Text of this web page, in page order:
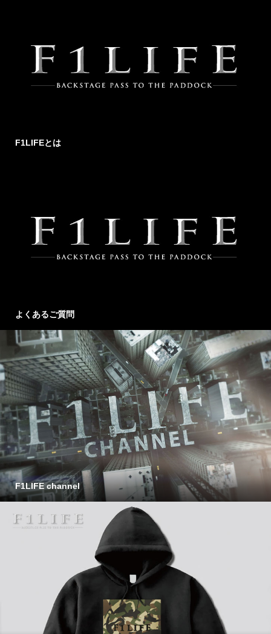
F1LIFEとは
よくあるご質問
F1LIFE channel